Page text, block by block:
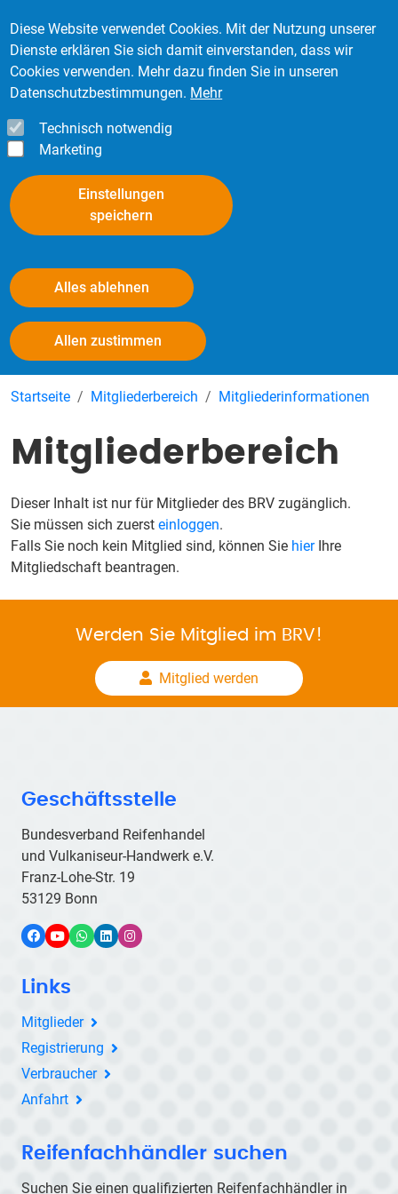
Diese Website verwendet Cookies. Mit der Nutzung unserer
Dienste erklären Sie sich damit einverstanden, dass wir
Cookies verwenden. Mehr dazu finden Sie in unseren
Datenschutzbestimmungen. Mehr
Technisch notwendig
Marketing
Einstellungen
speichern
Alles ablehnen
Allen zustimmen
Kontakt Login
Mitgliederinformationen
Startseite Mitgliederbereich Mitgliederinformationen
Mitgliederbereich
Dieser Inhalt ist nur für Mitglieder des BRV zugänglich.
Sie müssen sich zuerst einloggen.
Falls Sie noch kein Mitglied sind, können Sie hierIhre
Mitgliedschaft beantragen.
Werden Sie Mitglied im BRV!
Mitglied werden
Geschäftsstelle
Bundesverband Reifenhandel
und Vulkaniseur-Handwerk e.V.
Franz-Lohe-Str. 19
53129 Bonn
FacebookYouTubeWhatsAppLinkedInInstagram
Links
Mitglieder
Registrierung
Verbraucher
Anfahrt
Reifenfachhändler suchen
Suchen Sie einen qualifizierten Reifenfachhändler in